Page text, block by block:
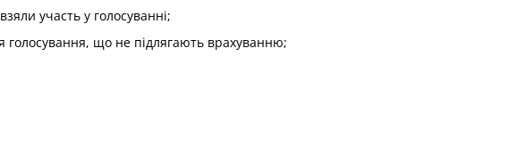
участь у голосуванні;
голосування, що не підлягають врахуванню;